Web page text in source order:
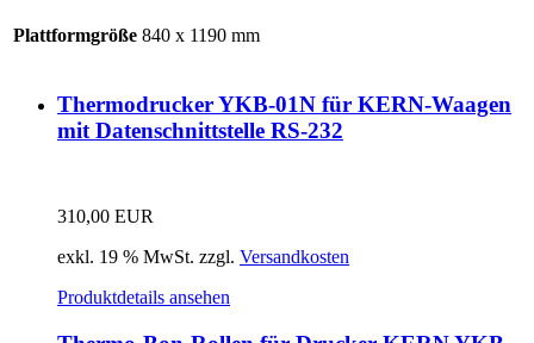
Plattformgröße 840 x 1190 mm
Thermodrucker YKB-01N für KERN-Waagen
mit Datenschnittstelle RS-232
310,00 EUR
exkl. 19 % MwSt. zzgl. Versandkosten
Produktdetails ansehen